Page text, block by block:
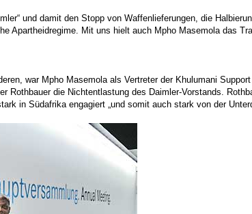
und damit den Stopp von Waffenlieferungen, die
Apartheidregime. Mit uns hielt auch Mpho Masemola das
war Mpho Masemola als Vertreter der Khulumani
Rothbauer die Nichtentlastung des Daimler-Vorstands.
in Südafrika engagiert „und somit auch stark von der